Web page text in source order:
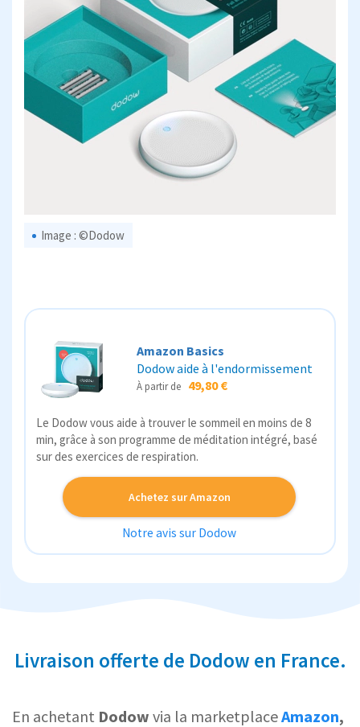
Image : ©Dodow
Amazon Basics
Dodow aide à l'endormissement
À partir de 49,80 €
Le Dodow vous aide à trouver le sommeil en moins de 8
min, grâce à son programme de méditation intégré, basé
sur des exercices de respiration.
Achetez sur Amazon
Notre avis sur Dodow
Livraison offerte de Dodow en France.
En achetant Dodow via la marketplaceAmazon,